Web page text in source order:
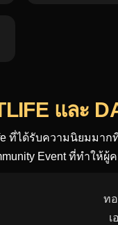
และ
ที่ได้รับความนิยมมาก
Event ที่ทำให้
ท
เ